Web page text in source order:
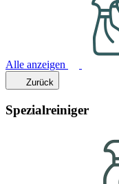
Alle anzeigen
Zurück
Spezialreiniger